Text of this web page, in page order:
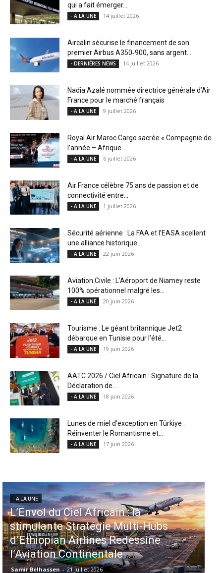
qui a fait émerger...
- A LA UNE 14 juillet 2026
Aircalin sécurise le financement de son
premier Airbus A350‑900, sans argent...
- DERNIÈRES NEWS 14 juillet 2026
Nadia Azalé nommée directrice générale d’Air
France pour le marché français
- A LA UNE 9 juillet 2026
Royal Air Maroc Cargo sacrée « Compagnie de
l’année – Afrique...
- A LA UNE 6 juillet 2026
Air France célèbre 75 ans de passion et de
connectivité entre...
- A LA UNE 1 juillet 2026
Sécurité aérienne : La FAA et l’EASA scellent
une alliance historique...
- A LA UNE 22 juin 2026
Aviation Civile : L’Aéroport de Niamey reste
100% opérationnel malgré les...
- A LA UNE 20 juin 2026
Tourisme : Le géant britannique Jet2
débarque en Tunisie pour l’été...
- A LA UNE 19 juin 2026
AATC 2026 / Ciel Africain : Signature de la
Déclaration de...
- A LA UNE 18 juin 2026
Lunes de miel d’exception en Türkiye :
Réinventer le Romantisme et...
- A LA UNE 17 juin 2026
- A LA UNE
Aéroports US : les États-Unis
injectent 870 millions de dollars
dans 339 projets, Los Angeles et
Miami en tête
Samir Belhassen - 6 août 2026